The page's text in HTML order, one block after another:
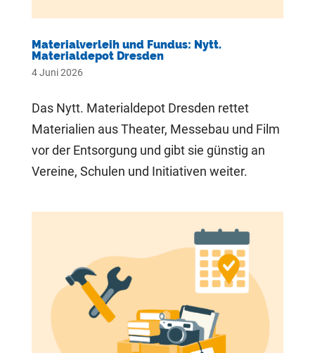
Materialverleih und Fundus: Nytt.
Materialdepot Dresden
4 Juni 2026
Das Nytt. Materialdepot Dresden rettet
Materialien aus Theater, Messebau und Film
vor der Entsorgung und gibt sie günstig an
Vereine, Schulen und Initiativen weiter.